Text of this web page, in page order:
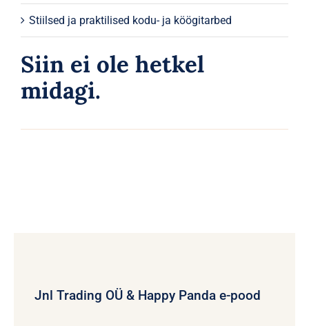
Stiilsed ja praktilised kodu- ja köögitarbed
Siin ei ole hetkel
midagi.
Jnl Trading OÜ & Happy Panda e-pood